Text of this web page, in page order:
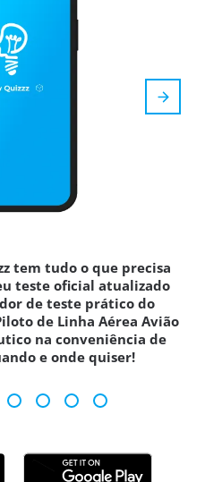
tem tudo o que precisa
teste oficial atualizado
de teste prático do
de Linha Aérea Avião
na conveniência de
e onde quiser!